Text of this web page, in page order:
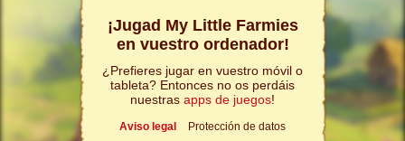
¡Jugad My Little Farmies
en vuestro ordenador!
¿Prefieres jugar en vuestro móvil o
tableta? Entonces no os perdáis
nuestras apps de juegos!
Aviso legal
Protección de datos